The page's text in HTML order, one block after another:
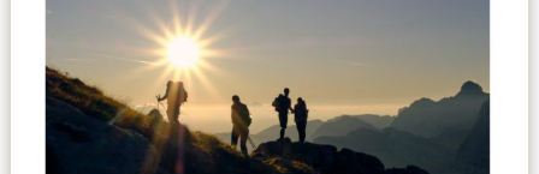
Datenschutzerklärung
Sportarten
Spielpläne / Ergebnisse / Tabellen